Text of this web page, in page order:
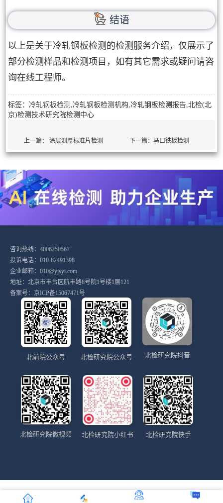
结语
以上是关于冷轧钢板检测的检测服务介绍，仅展示了
部分检测样品和检测项目，如有其它需求或疑问请咨
询在线工程师。
标签：冷轧钢板检测,冷轧钢板检测机构,冷轧钢板检测报告,北检(北
京)检测技术研究院检测中心
上一篇：涂层测厚标准片检测 下一篇：马口铁板检测
咨询热线：4006250567
投诉电话：010-82491398
企业邮箱：010@yjsyi.com
地址：北京市丰台区航丰路8号院1号楼1层121
备案号： 京ICP备15067471号
北前院公众号 北检研究院公众号 北检研究院抖音
北检研究院微视频 北检研究院小红书 北检研究院快手